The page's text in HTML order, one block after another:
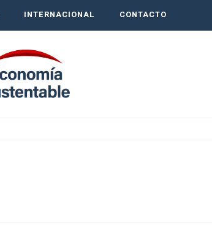
INTERNACIONAL CONTACTO